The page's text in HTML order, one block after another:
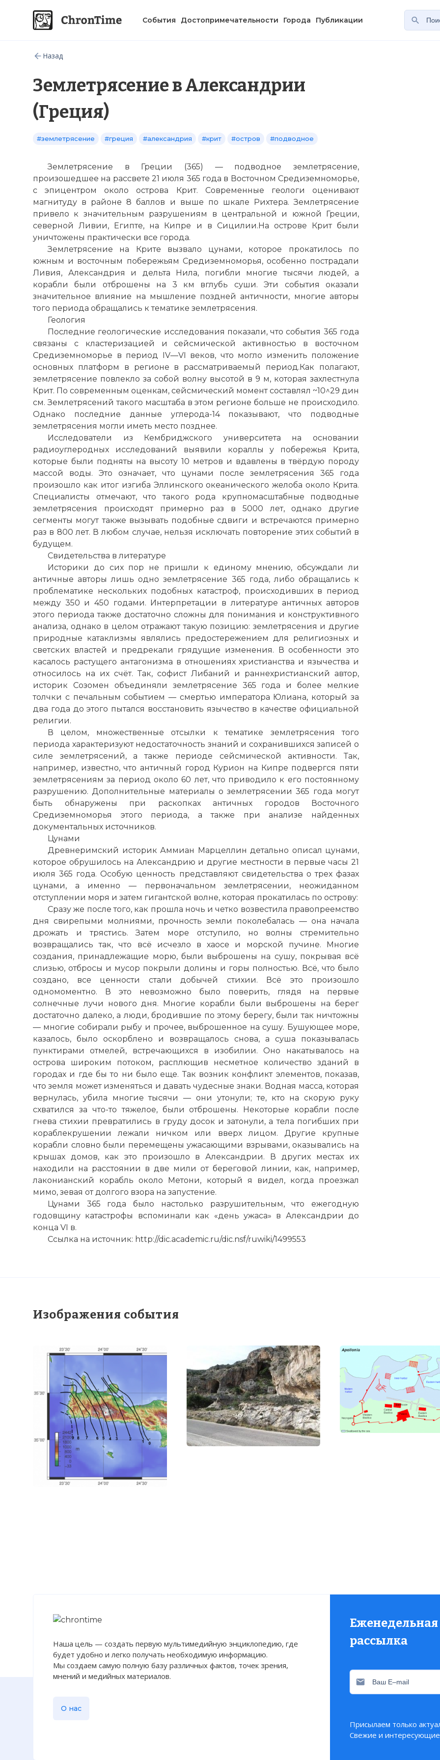
События Достопримечательности Города Публикации
Назад
Землетрясение в Александрии
(Греция)
#землетрясение #греция #александрия #крит #остров #подводное
Землетрясение в Греции (365) — подводное землетрясение,
произошедшее на рассвете 21 июля 365 года в Восточном Средиземноморье,
с эпицентром около острова Крит. Современные геологи оценивают
магнитуду в районе 8 баллов и выше по шкале Рихтера. Землетрясение
привело к значительным разрушениям в центральной и южной Греции,
северной Ливии, Египте, на Кипре и в Сицилии.На острове Крит были
уничтожены практически все города.
Землетрясение на Крите вызвало цунами, которое прокатилось по
южным и восточным побережьям Средиземноморья, особенно пострадали
Ливия, Александрия и дельта Нила, погибли многие тысячи людей, а
корабли были отброшены на 3 км вглубь суши. Эти события оказали
значительное влияние на мышление поздней античности, многие авторы
того периода обращались к тематике землетрясения.
Геология
Последние геологические исследования показали, что события 365 года
связаны с кластеризацией и сейсмической активностью в восточном
Средиземноморье в период IV—VI веков, что могло изменить положение
основных платформ в регионе в рассматриваемый период.Как полагают,
землетрясение повлекло за собой волну высотой в 9 м, которая захлестнула
Крит. По современным оценкам, сейсмический момент составлял ~10^29 дин
см. Землетрясений такого масштаба в этом регионе больше не происходило.
Однако последние данные углерода-14 показывают, что подводные
землетрясения могли иметь место позднее.
Исследователи из Кембриджского университета на основании
радиоуглеродных исследований выявили кораллы у побережья Крита,
которые были подняты на высоту 10 метров и вдавлены в твёрдую породу
массой воды. Это означает, что цунами после землетрясения 365 года
произошло как итог изгиба Эллинского океанического желоба около Крита.
Специалисты отмечают, что такого рода крупномасштабные подводные
землетрясения происходят примерно раз в 5000 лет, однако другие
сегменты могут также вызывать подобные сдвиги и встречаются примерно
раз в 800 лет. В любом случае, нельзя исключать повторение этих событий в
будущем.
Свидетельства в литературе
Историки до сих пор не пришли к единому мнению, обсуждали ли
античные авторы лишь одно землетрясение 365 года, либо обращались к
проблематике нескольких подобных катастроф, происходивших в период
между 350 и 450 годами. Интерпретации в литературе античных авторов
этого периода также достаточно сложны для понимания и конструктивного
анализа, однако в целом отражают такую позицию: землетрясения и другие
природные катаклизмы являлись предостережением для религиозных и
светских властей и предрекали грядущие изменения. В особенности это
касалось растущего антагонизма в отношениях христианства и язычества и
относилось на их счёт. Так, софист Либаний и раннехристианский автор,
историк Созомен объединяли землетрясение 365 года и более мелкие
толчки с печальным событием — смертью императора Юлиана, который за
два года до этого пытался восстановить язычество в качестве официальной
религии.
В целом, множественные отсылки к тематике землетрясения того
периода характеризуют недостаточность знаний и сохранившихся записей о
силе землетрясений, а также периоде сейсмической активности. Так,
например, известно, что античный город Курион на Кипре подвергся пяти
землетрясениям за период около 60 лет, что приводило к его постоянному
разрушению. Дополнительные материалы о землетрясении 365 года могут
быть обнаружены при раскопках античных городов Восточного
Средиземноморья этого периода, а также при анализе найденных
документальных источников.
Цунами
Древнеримский историк Аммиан Марцеллин детально описал цунами,
которое обрушилось на Александрию и другие местности в первые часы 21
июля 365 года. Особую ценность представляют свидетельства о трех фазах
цунами, а именно — первоначальном землетрясении, неожиданном
отступлении моря и затем гигантской волне, которая прокатилась по острову:
Сразу же после того, как прошла ночь и четко возвестила правопреемство
дня свирепыми молниями, прочность земли поколебалась — она начала
дрожать и трястись. Затем море отступило, но волны стремительно
возвращались так, что всё исчезло в хаосе и морской пучине. Многие
создания, принадлежащие морю, были выброшены на сушу, покрывая всё
слизью, отбросы и мусор покрыли долины и горы полностью. Всё, что было
создано, все ценности стали добычей стихии. Всё это произошло
одномоментно. В это невозможно было поверить, глядя на первые
солнечные лучи нового дня. Многие корабли были выброшены на берег
достаточно далеко, а люди, бродившие по этому берегу, были так ничтожны
— многие собирали рыбу и прочее, выброшенное на сушу. Бушующее море,
казалось, было оскорблено и возвращалось снова, а суша показывалась
пунктирами отмелей, встречающихся в изобилии. Оно накатывалось на
острова широким потоком, расплющив несметное количество зданий в
городах и где бы то ни было еще. Так возник конфликт элементов, показав,
что земля может изменяться и давать чудесные знаки. Водная масса, которая
вернулась, убила многие тысячи — они утонули; те, кто на скорую руку
схватился за что-то тяжелое, были отброшены. Некоторые корабли после
гнева стихии превратились в груду досок и затонули, а тела погибших при
кораблекрушении лежали ничком или вверх лицом. Другие крупные
корабли словно были перемещены ужасающими взрывами, оказывались на
крышах домов, как это произошло вАлександрии. В других местах их
находили на расстоянии в две мили от береговой линии, как, например,
лаконианский корабль около Метони, который я видел, когда проезжал
мимо, зевая от долгого взора на запустение.
Цунами 365 года было настолько разрушительным, что ежегодную
годовщину катастрофы вспоминали как «день ужаса» в Александрии до
конца VI в.
Ссылка на источник: http://dic.academic.ru/dic.nsf/ruwiki/1499553
Изображения события
☓
В 365 году нашей эры землетрясение на Крите вызвало цунами,
Наша цель — создать первую мультимедийную энциклопедию, где
будет удобно и легко получать необходимую информацию.
Мы создаем самую полную базу различных фактов, точек зрения,
мнений и медийных материалов.
О нас
Еженедельная
рассылка
Присылаем только
Свежие и интересующие